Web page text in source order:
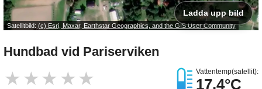
Satellitbild: (c) Esri, Maxar, Earthstar Geographics, and the GIS User Community
Ladda upp bild
Hundbad vid Pariserviken
★ ★ ★ ★ ★ Vattentemp(satellit):
17.4°C